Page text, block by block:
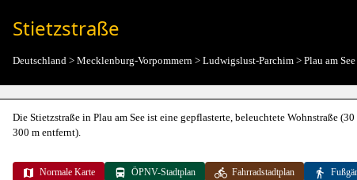
Stietzstraße
Deutschland > Mecklenburg-Vorpommern > Ludwigslust-Parchim > Plau am See
Die Stietzstraße in Plau am See ist eine gepflasterte, beleuchtete Wohnstraße
300 m entfernt).
Normale Karte ÖPNV-Stadtplan Fahrradstadtplan